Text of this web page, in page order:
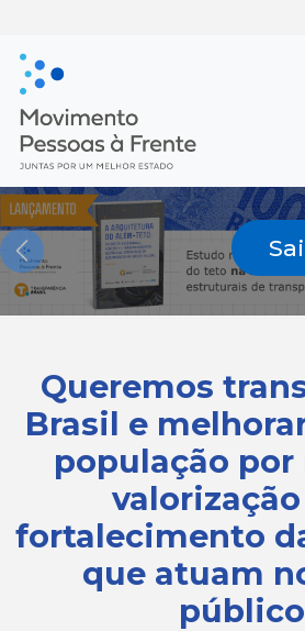
Previous
Queremos
Brasil e
população por
fortalecimento
que atuam